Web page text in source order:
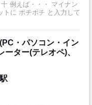
例えば・・・ マイナン
トに ポチポチ と入力して
・パソコン・イン
ター(テレオペ)、